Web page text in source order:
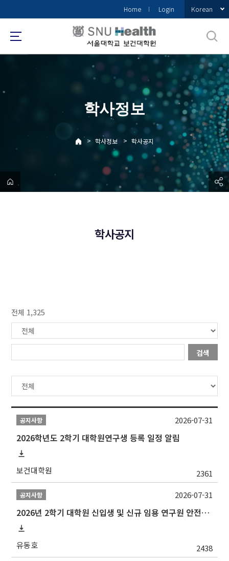
로
메
Home Login Korean
학사정보
> 학사정보 > 학사공지
학사공지
전체 1,325
검색
공지사항
2026학년도 2학기 대학원연구생 등록 일정 알림
보건대학원 2361
2026-07-31
공지사항
2026년 2학기 대학원 신입생 및 신규 임용 연구원 안전환경교육(신규교육) 실시 안내
유동호 2438
2026-07-31